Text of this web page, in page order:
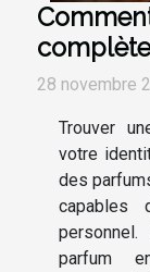
28 novembre
Trouver
votre
des
capables
parfum